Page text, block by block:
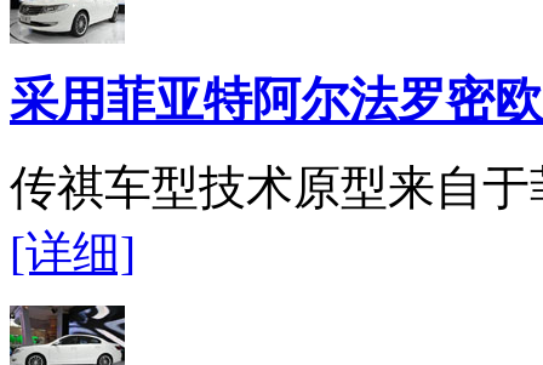
采用菲亚特阿尔法罗密
传祺车型技术原型来自
[详细]